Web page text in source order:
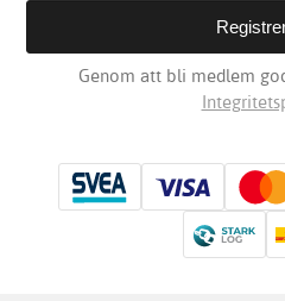
Genom att bli medlem